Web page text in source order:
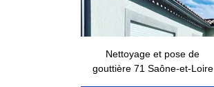
Nettoyage et pose de
gouttière 71 Saône-et-Loire